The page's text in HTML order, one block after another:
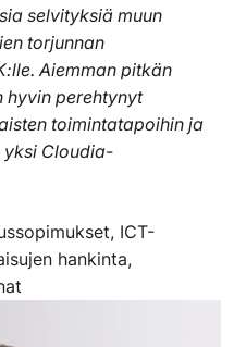
selvityksiä muun
torjunnan
Aiemman pitkän
hyvin perehtynyt
toimintatapoihin ja
yksi Cloudia-
ICT-
hankinta,